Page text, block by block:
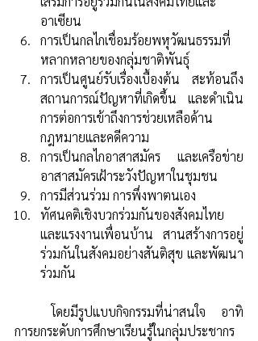
อาเซียน
การเป็นกลไกเชื่อมร้อยพหุวัฒนธรรมที่
หลากหลายของกลุ่มชาติพันธุ์
การเป็นศูนย์รับเรื่องเบื้องต้น สะท้อนถึง
สถานการณ์ปัญหาที่เกิดขึ้น และดำเนิน
การต่อการเข้าถึงการช่วยเหลือด้าน
กฎหมายและคดีความ
การเป็นกลไกอาสาสมัคร และเครือข่าย
อาสาสมัครเฝ้าระวังปัญหาในชุมชน
การมีส่วนร่วม การพึ่งพาตนเอง
ทัศนคติเชิงบวกร่วมกันของสังคมไทย
และแรงงานเพื่อนบ้าน สานสร้างการอยู่
ร่วมกันในสังคมอย่างสันติสุข และพัฒนา
ร่วมกัน
การยกระดับการศึกษาเรียนรู้ในกลุ่มประชากร